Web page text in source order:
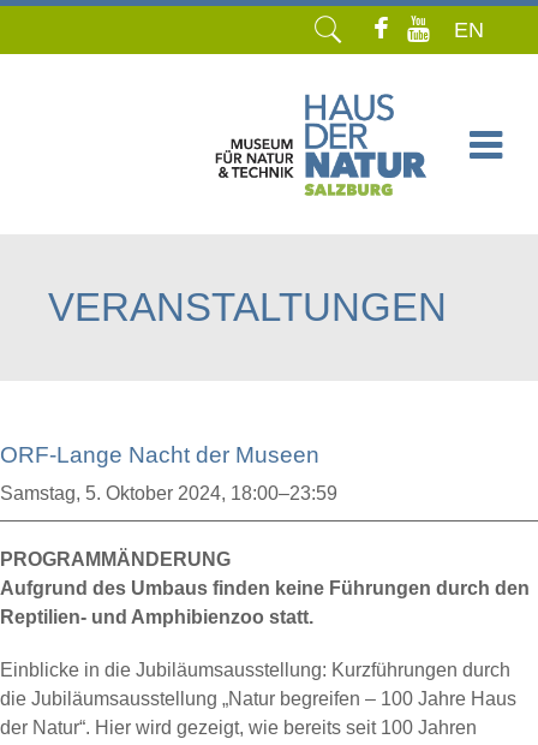
EN
VERANSTALTUNGEN
ORF-Lange Nacht der Museen
Samstag, 5. Oktober 2024, 18:00–23:59
PROGRAMMÄNDERUNG
Aufgrund des Umbaus finden keine Führungen durch den
Reptilien- und Amphibienzoo statt.
Einblicke in die Jubiläumsausstellung: Kurzführungen durch
die Jubiläumsausstellung „Natur begreifen – 100 Jahre Haus
der Natur“. Hier wird gezeigt, wie bereits seit 100 Jahren